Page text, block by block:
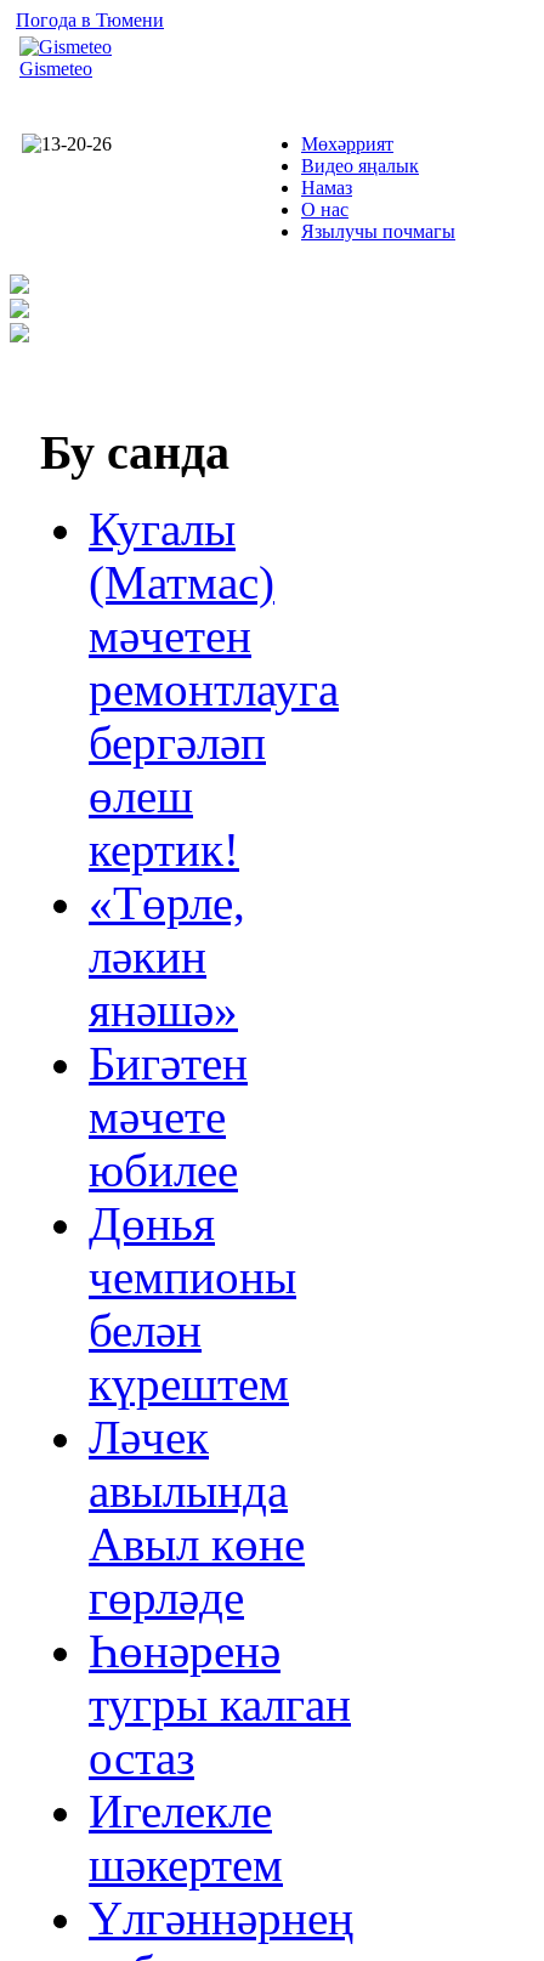
Погода в Тюмени
Gismeteo
Мөхәррият
Видео яңалык
Намаз
О нас
Язылучы почмагы
Бу санда
Кугалы
(Матмас)
мәчетен
ремонтлауга
бергәләп
өлеш
кертик!
«Төрле,
ләкин
янәшә»
Бигәтен
мәчете
юбилее
Дөнья
чемпионы
белән
күрештем
Ләчек
авылында
Авыл көне
гөрләде
Һөнәренә
тугры калган
остаз
Игелекле
шәкертем
Үлгәннәрнең